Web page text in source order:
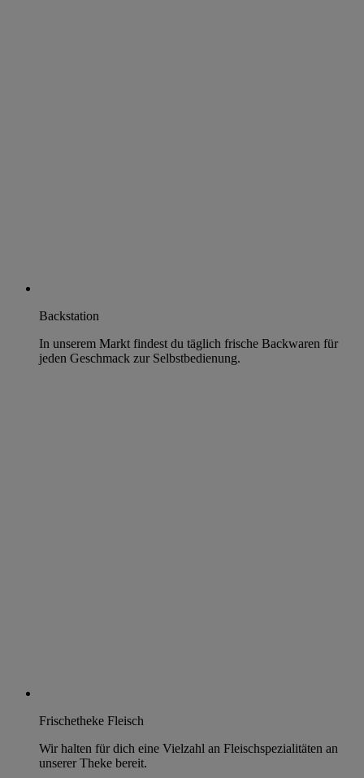
Backstation
In unserem Markt findest du täglich frische Backwaren für
jeden Geschmack zur Selbstbedienung.
Frischetheke Fleisch
Wir halten für dich eine Vielzahl an Fleischspezialitäten an
unserer Theke bereit.